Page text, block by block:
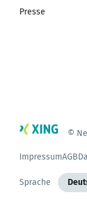
Presse
©
ImpressumAGB
Sprache